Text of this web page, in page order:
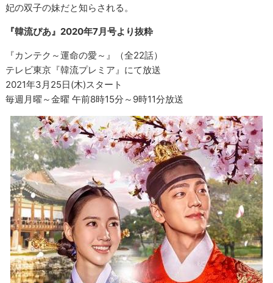
妃の双子の妹だと知らされる。
『韓流ぴあ』2020年7月号より抜粋
『カンテク～運命の愛～』（全22話）
テレビ東京『韓流プレミア』にて放送
2021年3月25日(木)スタート
毎週月曜～金曜 午前8時15分～9時11分放送